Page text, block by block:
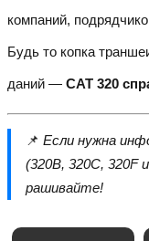
компаний,
Будь то копка
даний — CAT 320
📌 Если нужна
(320B, 320C, 320F
рашивайте!